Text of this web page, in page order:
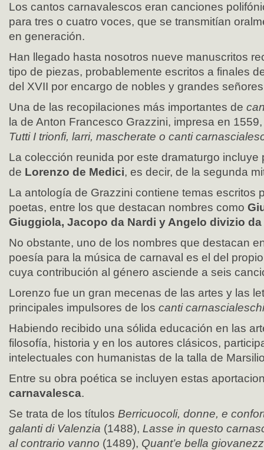
Los cantos carnavalescos eran canciones
para tres o cuatro voces, que se transmitían
en generación.
Han llegado hasta nosotros nueve manuscritos
tipo de piezas, probablemente escritos a finales
del XVII por encargo de nobles y grandes
Una de las recopilaciones más importantes de
la de Anton Francesco Grazzini, impresa en
Tutti I trionfi, larri, mascherate o canti
La colección reunida por este dramaturgo incluye
de Lorenzo de Medici, es decir, de la segunda
La antología de Grazzini contiene temas escritos
poetas, entre los que destacan nombres como
Giuggiola, Jacopo da Nardi y Angelo divizio
No obstante, uno de los nombres que destacan
poesía para la música de carnaval es el del
cuya contribución al género asciende a seis
Lorenzo fue un gran mecenas de las artes y las
principales impulsores de los canti
Habiendo recibido una sólida educación en las
filosofía, historia y en los autores clásicos,
intelectuales con humanistas de la talla de
Entre su obra poética se incluyen estas
carnavalesca.
Se trata de los títulos Berricuocoli, donne, e
galanti di Valenzia (1488), Lasse in questo
al contrario vanno (1489), Quant’e bella